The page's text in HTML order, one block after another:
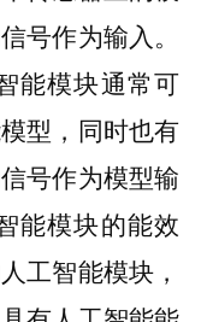
号作为输入。
能模块通常可
型，同时也有
号作为模型输
能模块的能效
工智能模块，